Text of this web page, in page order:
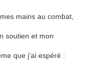
mains au combat,
soutien et mon
que j'ai espéré :